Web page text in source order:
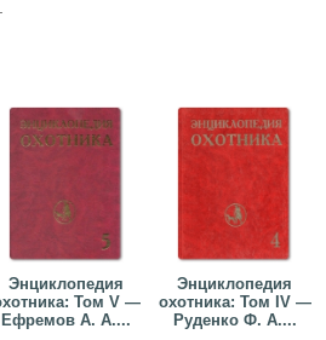
Энциклопедия
Том V —
Ефремов А. А....
Энциклопедия
охотника: Том IV —
Руденко Ф. А....